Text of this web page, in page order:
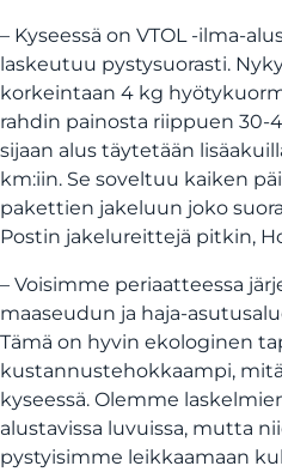
– Kyseessä on VTOL -ilma-
laskeutuu pystysuorasti.
korkeintaan 4 kg
rahdin painosta riippuen 30-
sijaan alus täytetään
km:iin. Se soveltuu kaiken
pakettien jakeluun joko
Postin jakelureittejä pitkin,
– Voisimme periaatteessa
maaseudun ja haja-
Tämä on hyvin ekologinen
kustannustehokkaampi,
kyseessä. Olemme
alustavissa luvuissa, mutta
pystyisimme leikkaamaan